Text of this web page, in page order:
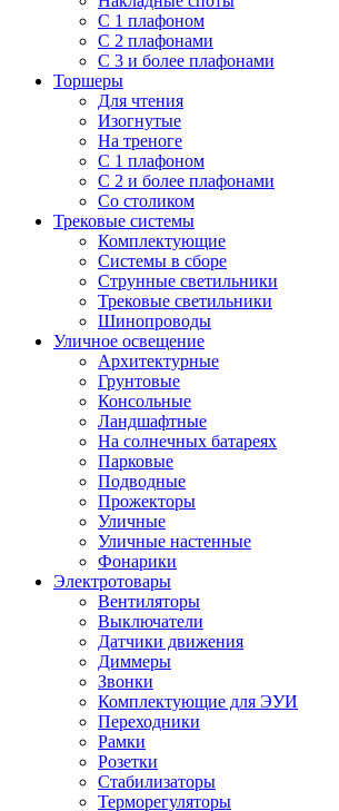
С 1 плафоном
С 2 плафонами
С 3 и более плафонами
Торшеры
Для чтения
Изогнутые
На треноге
С 1 плафоном
С 2 и более плафонами
Со столиком
Трековые системы
Комплектующие
Системы в сборе
Струнные светильники
Трековые светильники
Шинопроводы
Уличное освещение
Архитектурные
Грунтовые
Консольные
Ландшафтные
На солнечных батареях
Парковые
Подводные
Прожекторы
Уличные
Уличные настенные
Фонарики
Электротовары
Вентиляторы
Выключатели
Датчики движения
Диммеры
Звонки
Комплектующие для ЭУИ
Переходники
Рамки
Розетки
Стабилизаторы
Терморегуляторы